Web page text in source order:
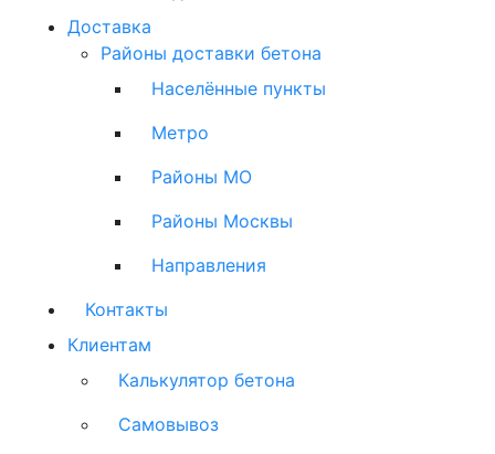
Доставка
Районы доставки бетона
Населённые пункты
Метро
Районы МО
Районы Москвы
Направления
Контакты
Клиентам
Калькулятор бетона
Самовывоз